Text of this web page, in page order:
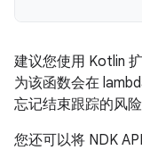
建议您使用 Kotlin
为该函数会在
忘记结束跟踪的风险
您还可以将 NDK